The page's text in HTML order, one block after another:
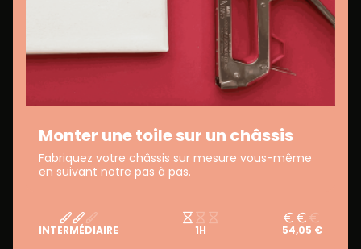
Monter une toile sur un châssis
Fabriquez votre châssis sur mesure vous-même
en suivant notre pas à pas.
INTERMÉDIAIRE 1H 54,05 €